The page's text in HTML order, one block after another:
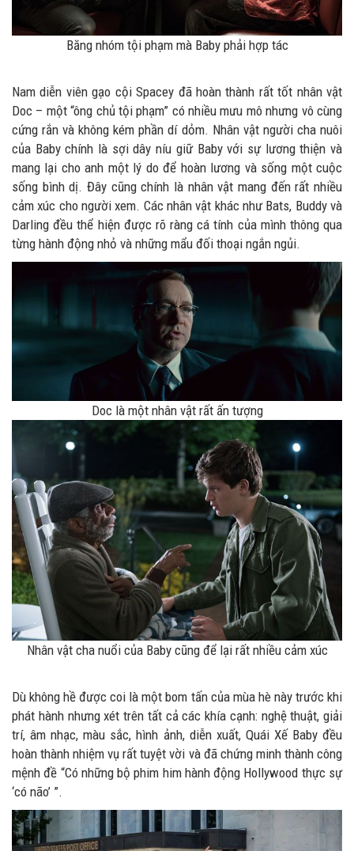
Băng nhóm tội phạm mà Baby phải hợp tác
Nam diễn viên gạo cội Spacey đã hoàn thành rất tốt nhân vật
Doc – một “ông chủ tội phạm” có nhiều mưu mô nhưng vô cùng
cứng rắn và không kém phần dí dỏm. Nhân vật người cha nuôi
của Baby chính là sợi dây níu giữ Baby với sự lương thiện và
mang lại cho anh một lý do để hoàn lương và sống một cuộc
sống bình dị. Đây cũng chính là nhân vật mang đến rất nhiều
cảm xúc cho người xem. Các nhân vật khác như Bats, Buddy và
Darling đều thể hiện được rõ ràng cá tính của mình thông qua
từng hành động nhỏ và những mẩu đối thoại ngắn ngủi.
Doc là một nhân vật rất ấn tượng
Nhân vật cha nuổi của Baby cũng để lại rất nhiều cảm xúc
Dù không hề được coi là một bom tấn của mùa hè này trước khi
phát hành nhưng xét trên tất cả các khía cạnh: nghệ thuật, giải
trí, âm nhạc, màu sắc, hình ảnh, diễn xuất, Quái Xế Baby đều
hoàn thành nhiệm vụ rất tuyệt vời và đã chứng minh thành công
mệnh đề “Có những bộ phim him hành động Hollywood thực sự
‘có não’ ”.